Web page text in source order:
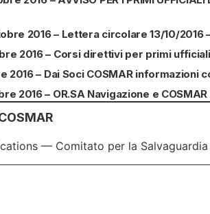
2016 – Lettera circolare 13/10/
2016 – Corsi direttivi per primi
2016 – Dai Soci COSMAR
2016 – OR.SA Navigazione e
— Comitato per la